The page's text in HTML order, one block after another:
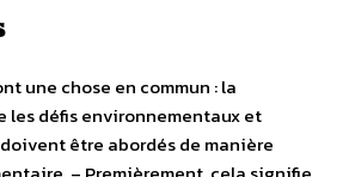
une chose en commun : la
les défis environnementaux et
être abordés de manière